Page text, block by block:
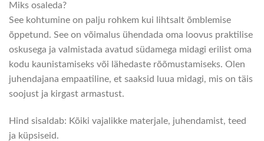
Miks osaleda?
See kohtumine on palju rohkem kui lihtsalt õmblemise
õppetund. See on võimalus ühendada oma loovus praktilise
oskusega ja valmistada avatud südamega midagi erilist oma
kodu kaunistamiseks või lähedaste rõõmustamiseks. Olen
juhendajana empaatiline, et saaksid luua midagi, mis on täis
soojust ja kirgast armastust.
Hind sisaldab: Kõiki vajalikke materjale, juhendamist, teed
ja küpsiseid.